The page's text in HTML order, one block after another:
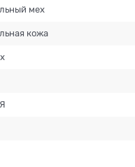
мех
кожа